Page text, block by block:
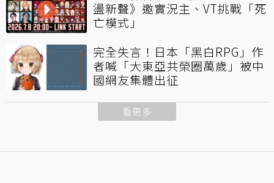
盪新聲》邀實況主、VT挑戰「死
亡模式」
完全失言！日本「黑白RPG」作
者喊「大東亞共榮圈萬歲」被中
國網友集體出征
看更多